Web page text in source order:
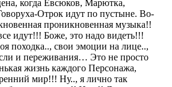
когда Евсюков, Марютка,
Отрок идут по пустыне. Во-
проникновенная музыка!!
идут!!! Боже, это надо видеть!!!
походка.., свои эмоции на лице..,
и переживания… Это не просто
жизнь каждого Персонажа,
мир!!! Ну.., я лично так